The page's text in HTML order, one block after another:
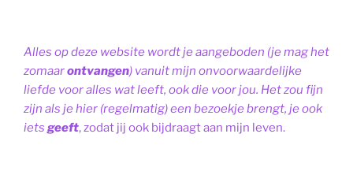
Alles op deze website wordt je aangeboden (je mag het
zomaarontvangen) vanuit mijn onvoorwaardelijke
liefde voor alles wat leeft, ook die voor jou. Het zou fijn
zijn als je hier (regelmatig) een bezoekje brengt, je ook
iets geeft, zodat jij ook bijdraagt aan mijn leven.